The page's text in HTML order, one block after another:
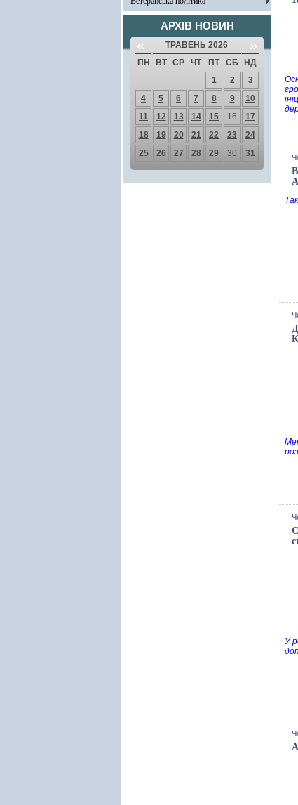
АРХІВ НОВИН
« ТРАВЕНЬ 2026 »
ПН ВТ СР ЧТ ПТ СБ
НД
1
2
3
4
5 6 7 8 9
10
11
12 13 14 15 16
17
18
19 20 21 22 23
24
25
26 27 28 29 30 31
У